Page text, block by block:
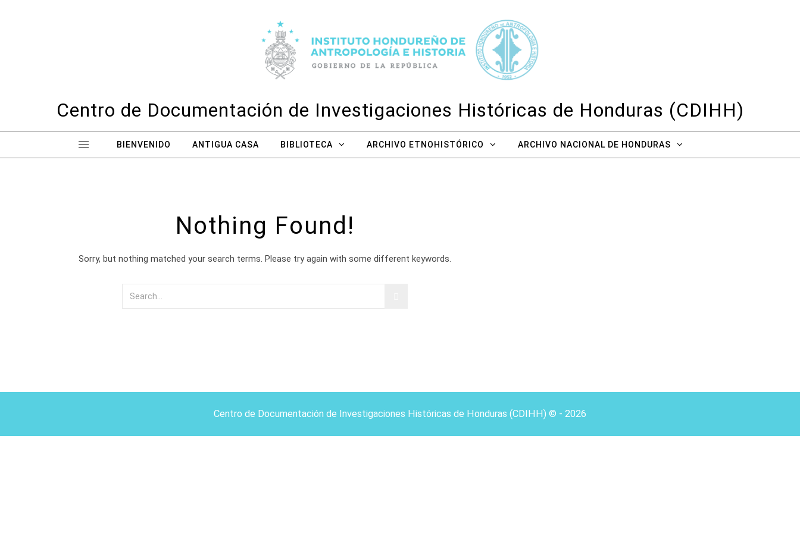
Centro de Documentación de Investigaciones Históricas de Honduras (CDIHH)
BIENVENIDO ANTIGUA CASA BIBLIOTECA ARCHIVO ETNOHISTÓRICO ARCHIVO NACIONAL DE HONDURAS
Nothing Found!
Sorry, but nothing matched your search terms. Please try again with some different keywords.
Centro de Documentación de Investigaciones Históricas de Honduras (CDIHH) © - 2026